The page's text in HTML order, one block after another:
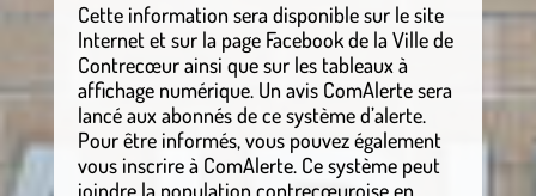
Cette information sera disponible sur le site
Internet et sur la page Facebook de la Ville de
Contrecœur ainsi que sur les tableaux à
affichage numérique. Un avis ComAlerte sera
lancé aux abonnés de ce système d’alerte.
Pour être informés, vous pouvez également
vous inscrire à ComAlerte. Ce système peut
joindre la population contrecœuroise en